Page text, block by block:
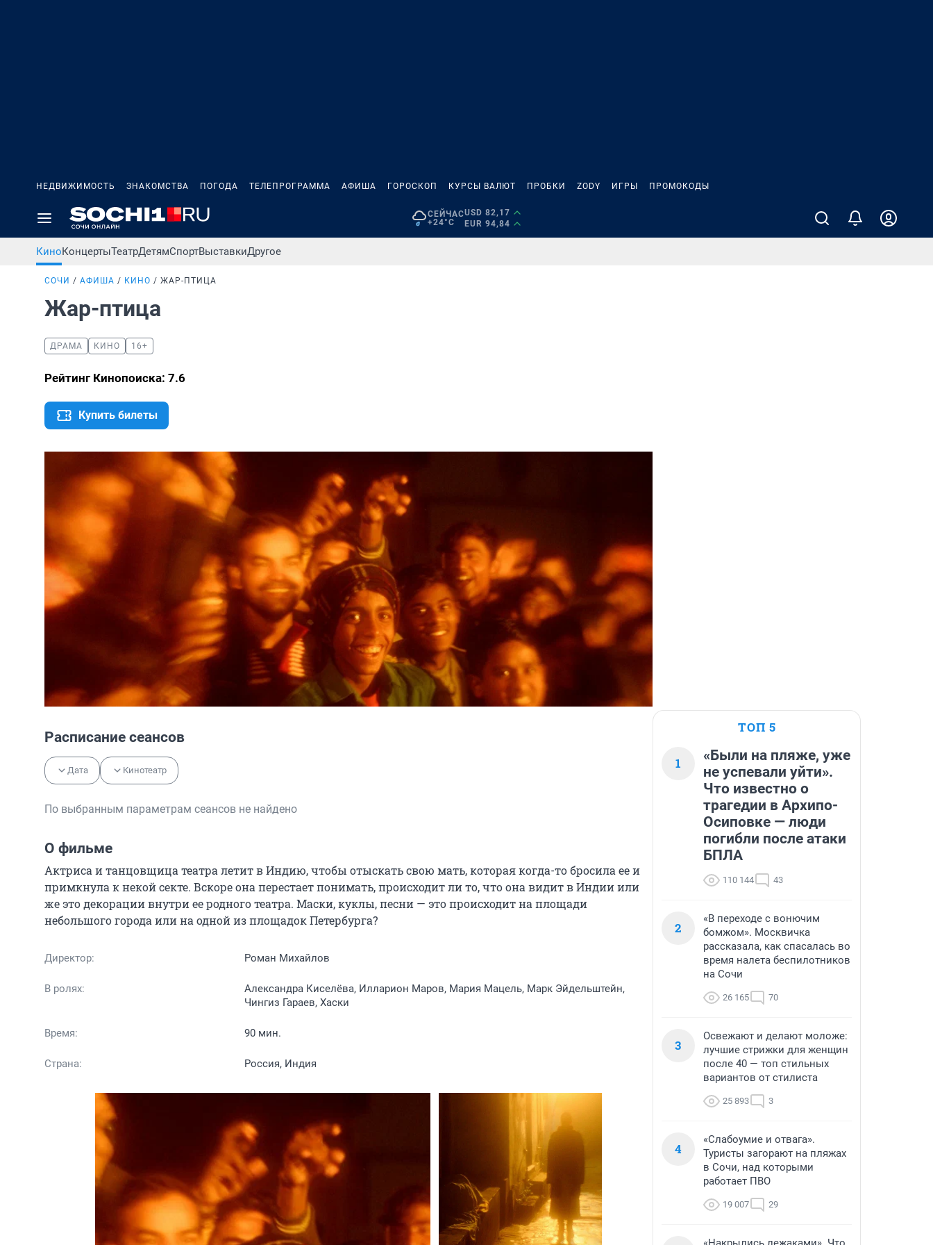
НЕДВИЖИМОСТЬ ЗНАКОМСТВА ПОГОДА ТЕЛЕПРОГРАММА АФИША ГОРОСКОП КУРСЫ ВАЛЮТ ПРОБКИ ZODY ИГРЫ ПРОМОКОДЫ
СЕЙЧАС
+24°C
USD 82,17
EUR 94,84
КиноКонцертыТеатрДетямСпортВыставкиДругое
СОЧИ АФИША КИНО ЖАР-ПТИЦА
Жар-птица
ДРАМА КИНО 16+
Рейтинг Кинопоиска: 7.6
Купить билеты
Расписание сеансов
Дата Кинотеатр
По выбранным параметрам сеансов не найдено
О фильме
Актриса и танцовщица театра летит в Индию, чтобы отыскать свою мать, которая когда-то бросила ее и
примкнула к некой секте. Вскоре она перестает понимать, происходит ли то, что она видит в Индии или
же это декорации внутри ее родного театра. Маски, куклы, песни — это происходит на площади
небольшого города или на одной из площадок Петербурга?
Директор: Роман Михайлов
В ролях:
Александра Киселёва, Илларион Маров, Мария Мацель, Марк Эйдельштейн,
Чингиз Гараев, Хаски
Время: 90 мин.
Страна: Россия, Индия
ТОП 5
1
«Были на пляже, уже
не успевали уйти».
Что известно о
трагедии в Архипо-
Осиповке — люди
погибли после атаки
БПЛА
110 144 43
2
«В переходе с вонючим
бомжом». Москвичка
рассказала, как спасалась во
время налета беспилотников
на Сочи
26 165 70
3
Освежают и делают моложе:
лучшие стрижки для женщин
после 40 — топ стильных
вариантов от стилиста
25 893 3
4
«Слабоумие и отвага».
Туристы загорают на пляжах
в Сочи, над которыми
работает ПВО
19 007 29